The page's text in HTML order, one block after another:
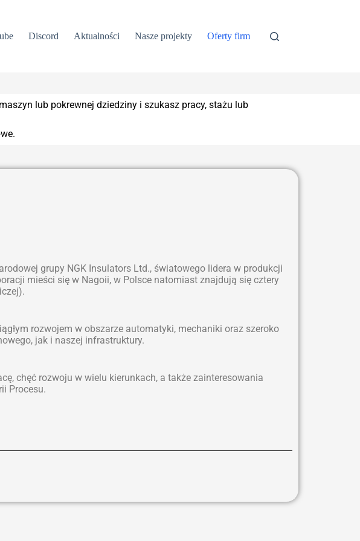
Discord Aktualności Nasze projekty Oferty firm
lub pokrewnej dziedziny i szukasz pracy, stażu lub
grupy NGK Insulators Ltd., światowego lidera w produkcji
mieści się w Nagoii, w Polsce natomiast znajdują się cztery
rozwojem w obszarze automatyki, mechaniki oraz szeroko
jak i naszej infrastruktury.
chęć rozwoju w wielu kierunkach, a także zainteresowania
Procesu.